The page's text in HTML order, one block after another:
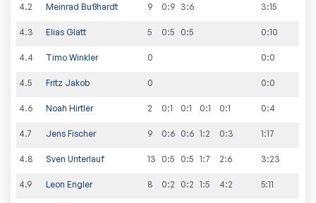
4.2 Meinrad Bußhardt 9 0:9 3:6 3:15
4.3 Elias Glatt 5 0:5 0:5 0:10
4.4 Timo Winkler 0 0:0
4.5 Fritz Jakob 0 0:0
4.6 Noah Hirtler 2 0:1 0:1 0:1 0:1 0:4
4.7 Jens Fischer 9 0:6 0:6 1:2 0:3 1:17
4.8 Sven Unterlauf 13 0:5 0:5 1:7 2:6 3:23
4.9 Leon Engler 8 0:2 0:2 1:5 4:2 5:11